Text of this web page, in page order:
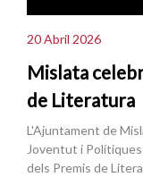
20 Abril 2026
Mislata
de Literatura
L'Ajuntament de
Joventut i
dels Premis de